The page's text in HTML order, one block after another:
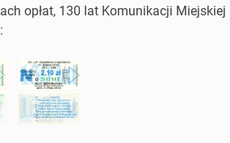
opłat, 130 lat Komunikacji Miejskiej